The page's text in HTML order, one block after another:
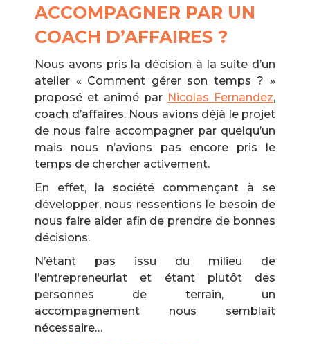
ACCOMPAGNER PAR UN
COACH D’AFFAIRES ?
Nous avons pris la décision à la suite d’un
atelier « Comment gérer son temps ? »
proposé et animé par Nicolas Fernandez,
coach d’affaires. Nous avions déjà le projet
de nous faire accompagner par quelqu’un
mais nous n’avions pas encore pris le
temps de chercher activement.
En effet, la société commençant à se
développer, nous ressentions le besoin de
nous faire aider afin de prendre de bonnes
décisions.
N’étant pas issu du milieu de
l’entrepreneuriat et étant plutôt des
personnes de terrain, un
accompagnement nous semblait
nécessaire…